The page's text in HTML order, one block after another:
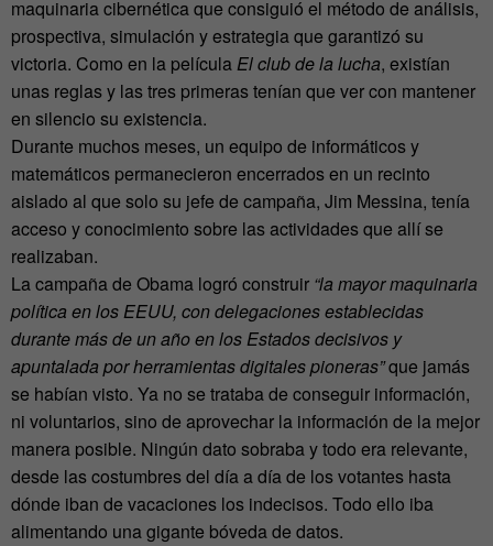
maquinaria cibernética que consiguió el método de análisis,
prospectiva, simulación y estrategia que garantizó su
victoria. Como en la películaElclub de la lucha, existían
unas reglas y las tres primeras tenían que ver con mantener
en silencio su existencia.
Durante muchos meses, un equipo de informáticos y
matemáticos permanecieron encerrados en un recinto
aislado al que solo su jefe de campaña, Jim Messina, tenía
acceso y conocimiento sobre las actividades que allí se
realizaban.
La campaña de Obama logró construir “la mayor maquinaria
política en los EEUU, con delegaciones establecidas
durante más de un año en los Estados decisivos y
apuntalada por herramientas digitales pioneras”que jamás
se habían visto. Ya no se trataba de conseguir información,
ni voluntarios, sino de aprovechar la información de la mejor
manera posible. Ningún dato sobraba y todo era relevante,
desde las costumbres del día a día de los votantes hasta
dónde iban de vacaciones los indecisos. Todo ello iba
alimentando una gigante bóveda de datos.